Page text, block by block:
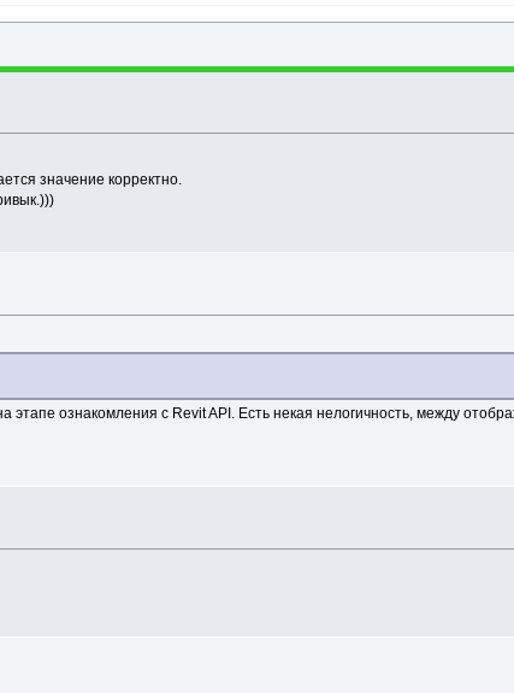
значение корректно.
ознакомления с Revit API. Есть некая нелогичность, между